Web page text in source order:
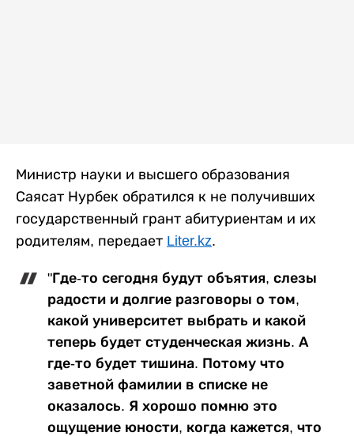
Министр науки и высшего образования
Саясат Нурбек обратился к не получивших
государственный грант абитуриентам и их
родителям, передает Liter.kz.
"Где-то сегодня будут объятия, слезы
радости и долгие разговоры о том,
какой университет выбрать и какой
теперь будет студенческая жизнь. А
где-то будет тишина. Потому что
заветной фамилии в списке не
оказалось. Я хорошо помню это
ощущение юности, когда кажется, что